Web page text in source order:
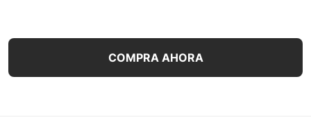
Paquete variado de 6 unidades de alimento
COMPRA AHORA